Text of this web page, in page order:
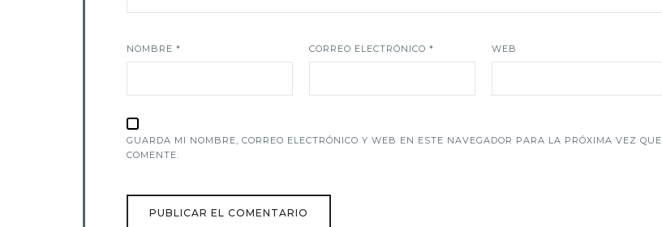
NOMBRE * CORREO ELECTRÓNICO* WEB
GUARDA MI NOMBRE, CORREO ELECTRÓNICO Y WEB EN ESTE NAVEGADOR PARA LA PRÓXIMA VEZ QUE
COMENTE.